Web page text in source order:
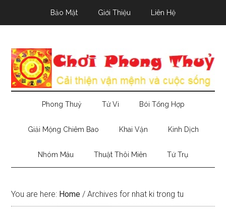
Bảo Mật Giới Thiệu Liên Hệ
Phong Thuỷ Tử Vi Bói Tổng Hợp
Giải Mộng Chiêm Bao Khai Vận Kinh Dịch
Nhóm Máu Thuật Thôi Miên Tứ Trụ
You are here: Home / Archives for nhat ki trong tu